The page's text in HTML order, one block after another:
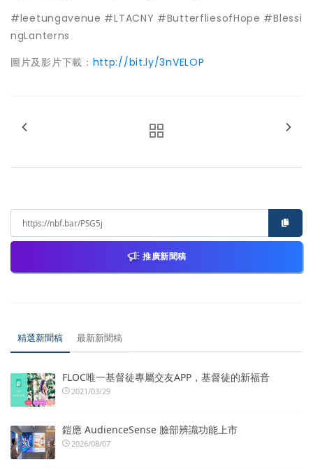
#leetungavenue #LTACNY #ButterfliesofHope #Blessi
ngLanterns
圖片及影片下載： http://bit.ly/3nVELOP
推廣新聞稿
精選新聞稿 最新新聞稿
FLOC唯一基督徒專屬交友APP，基督徒的新福音
2021/03/29
鎧應 AudienceSense 臉部辨識功能上市
2026/08/07